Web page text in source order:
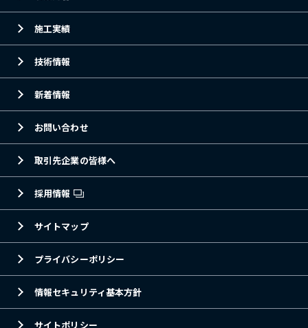
施工実績
技術情報
新着情報
お問い合わせ
取引先企業の皆様へ
採用情報
サイトマップ
プライバシーポリシー
情報セキュリティ基本方針
サイトポリシー